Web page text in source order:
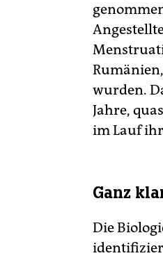
wurden.
Jahre,
im Lauf
Ganz
Die